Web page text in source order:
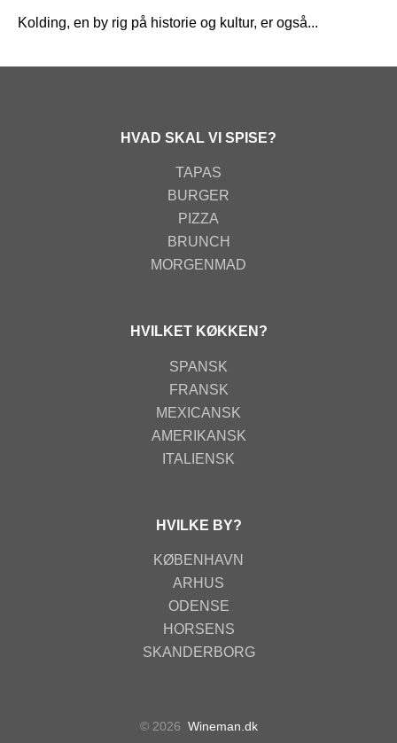
Kolding, en by rig på historie og kultur, er også...
HVAD SKAL VI SPISE?
TAPAS
BURGER
PIZZA
BRUNCH
MORGENMAD
HVILKET KØKKEN?
SPANSK
FRANSK
MEXICANSK
AMERIKANSK
ITALIENSK
HVILKE BY?
KØBENHAVN
ARHUS
ODENSE
HORSENS
SKANDERBORG
© 2026 Wineman.dk